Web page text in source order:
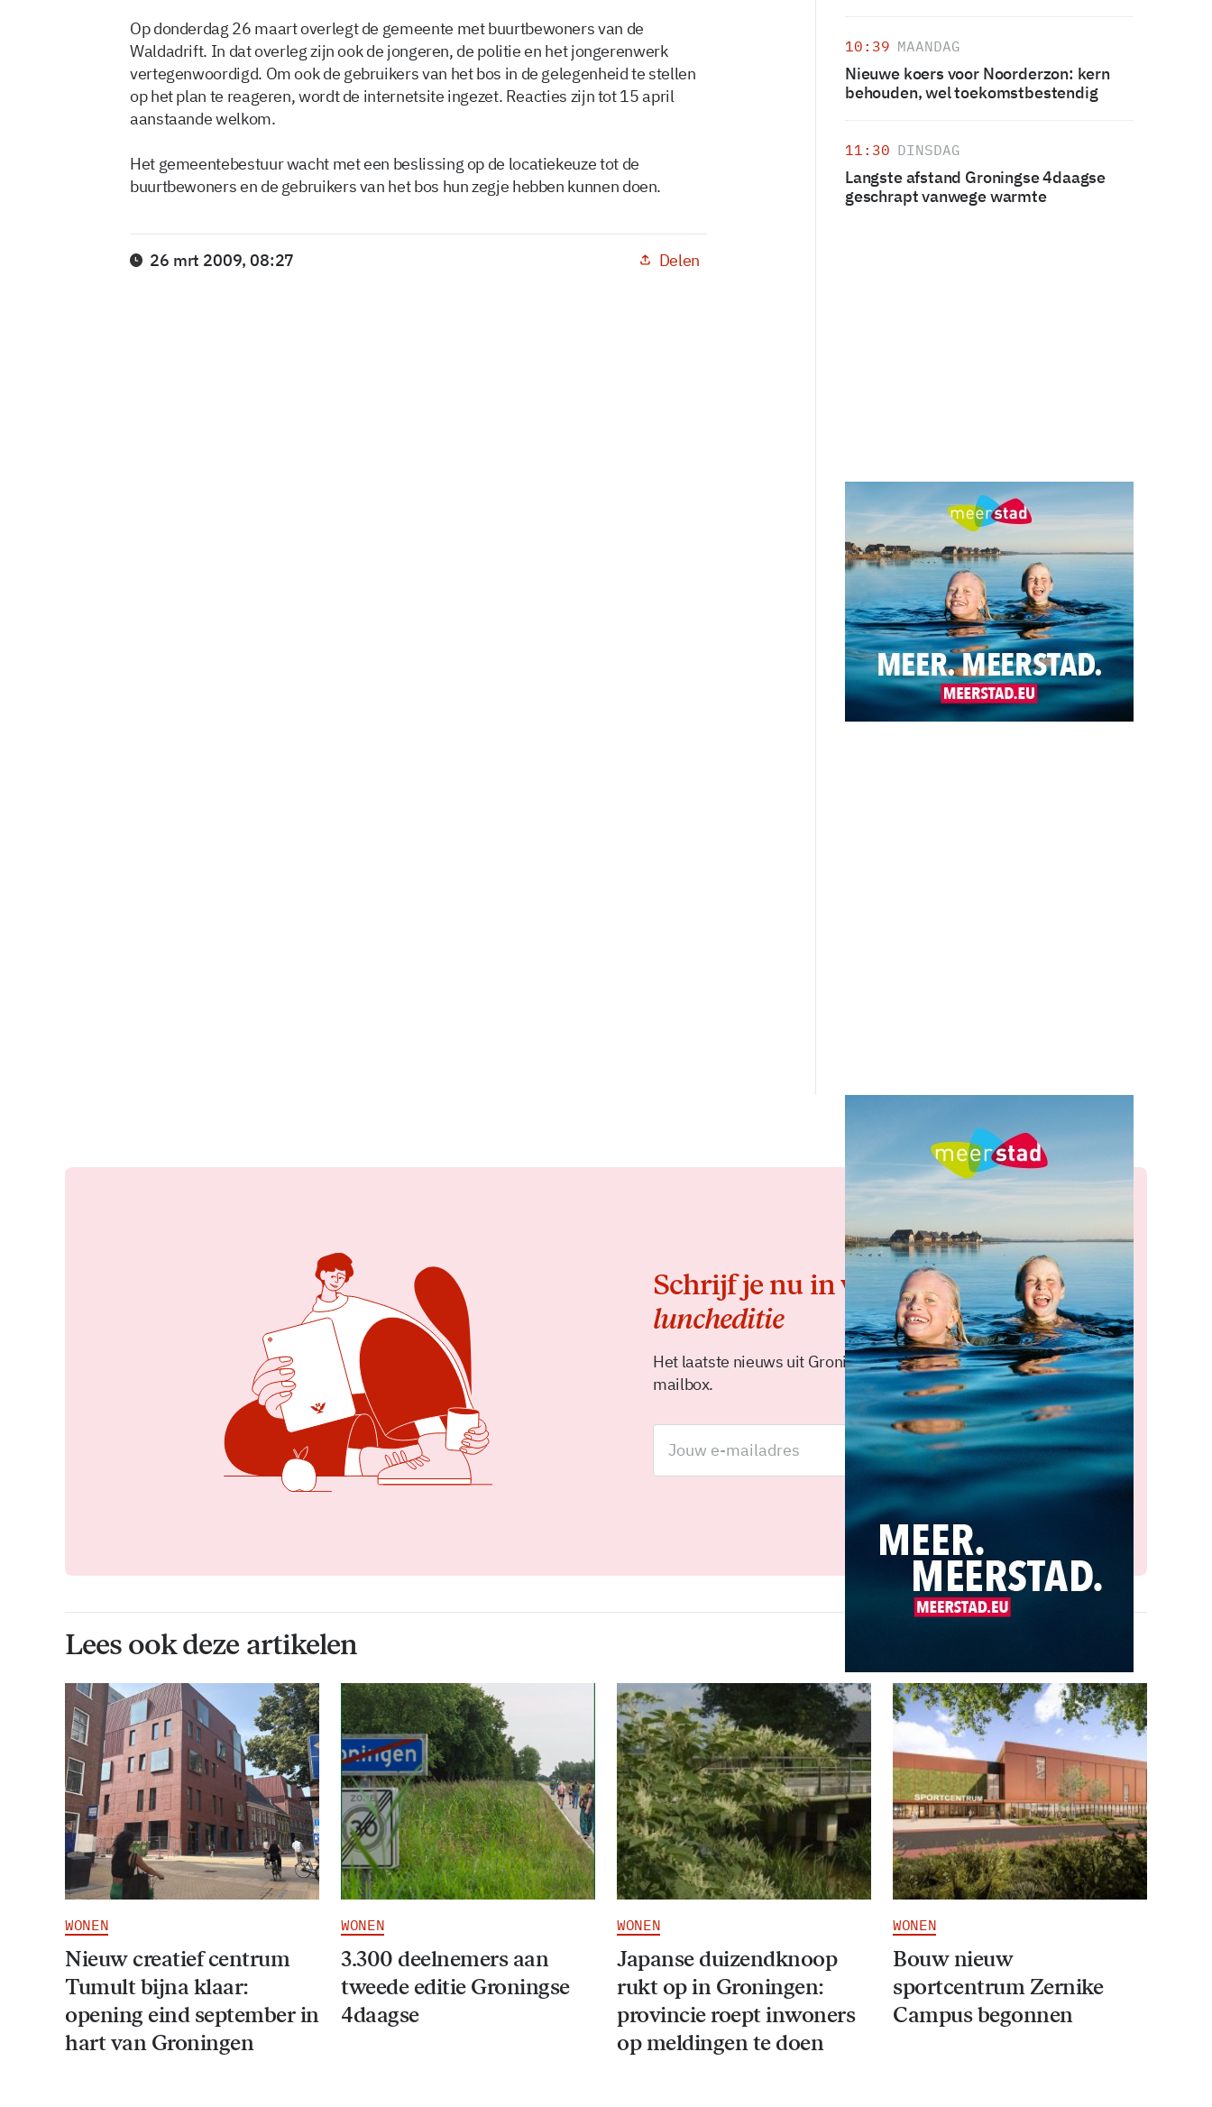
Op donderdag 26 maart overlegt de gemeente met buurtbewoners van de
Waldadrift. In dat overleg zijn ook de jongeren, de politie en het jongerenwerk
vertegenwoordigd. Om ook de gebruikers van het bos in de gelegenheid te stellen
op het plan te reageren, wordt de internetsite ingezet. Reacties zijn tot 15 april
aanstaande welkom.
Het gemeentebestuur wacht met een beslissing op de locatiekeuze tot de
buurtbewoners en de gebruikers van het bos hun zegje hebben kunnen doen.
26 mrt 2009, 08:27 Delen
10:39 MAANDAG
Nieuwe koers voor Noorderzon: kern
behouden, wel toekomstbestendig
11:30 DINSDAG
Langste afstand Groningse 4daagse
geschrapt vanwege warmte
Schrijf je nu in voor de
luncheditie
Het laatste nieuws uit Groningen elke middag in je
mailbox.
Meld je aan
Lees ook deze artikelen
WONEN
Nieuw creatief centrum
Tumult bijna klaar:
opening eind september in
hart van Groningen
WONEN
3.300 deelnemers aan
tweede editie Groningse
4daagse
WONEN
Japanse duizendknoop
rukt op in Groningen:
provincie roept inwoners
op meldingen te doen
WONEN
Bouw nieuw
sportcentrum Zernike
Campus begonnen